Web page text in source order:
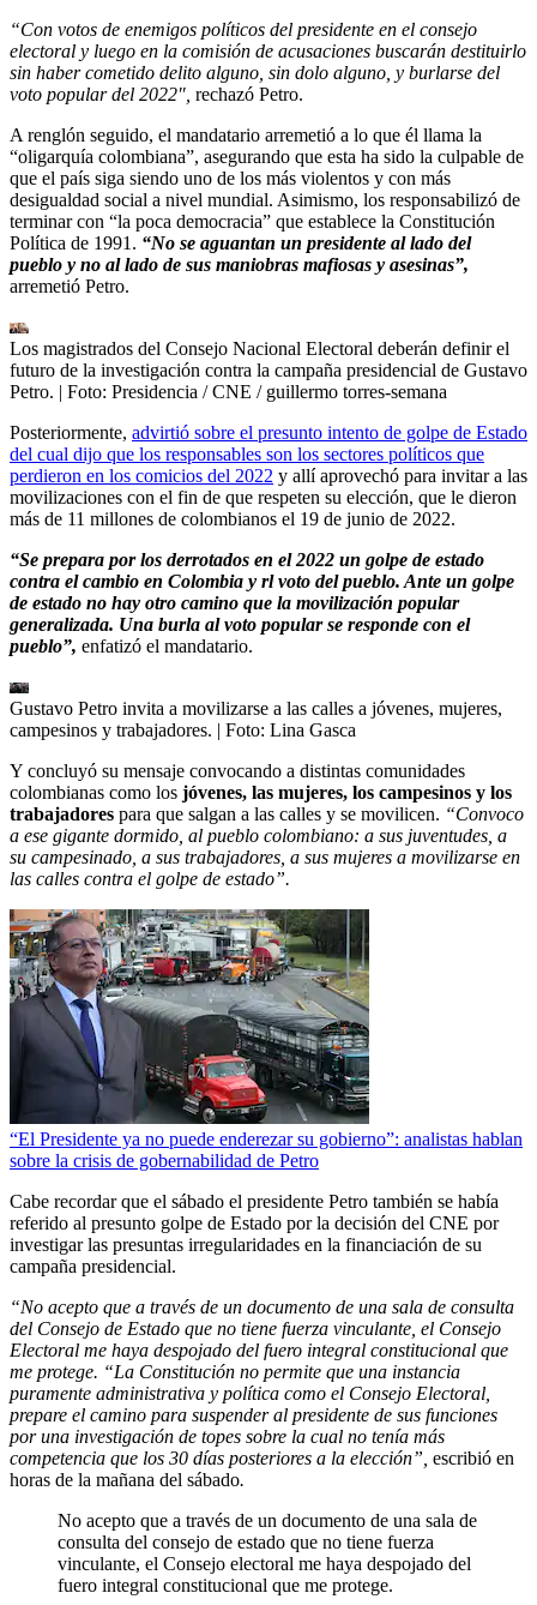
“Con votos de enemigos políticos del presidente en el consejo
electoral y luego en la comisión de acusaciones buscarán destituirlo
sin haber cometido delito alguno, sin dolo alguno, y burlarse del
voto popular del 2022″, rechazó Petro.
A renglón seguido, el mandatario arremetió a lo que él llama la
“oligarquía colombiana”, asegurando que esta ha sido la culpable de
que el país siga siendo uno de los más violentos y con más
desigualdad social a nivel mundial. Asimismo, los responsabilizó de
terminar con “la poca democracia” que establece la Constitución
Política de 1991. “No se aguantan un presidente al lado del
pueblo y no al lado de sus maniobras mafiosas y asesinas”,
arremetió Petro.
Los magistrados del Consejo Nacional Electoral deberán definir el
futuro de la investigación contra la campaña presidencial de Gustavo
Petro. | Foto: Presidencia / CNE / guillermo torres-semana
Posteriormente, advirtió sobre el presunto intento de golpe de Estado
del cual dijo que los responsables son los sectores políticos que
perdieron en los comicios del 2022 y allí aprovechó para invitar a las
movilizaciones con el fin de que respeten su elección, que le dieron
más de 11 millones de colombianos el 19 de junio de 2022.
“Se prepara por los derrotados en el 2022 un golpe de estado
contra el cambio en Colombia y rl voto del pueblo. Ante un golpe
de estado no hay otro camino que la movilización popular
generalizada. Una burla al voto popular se responde con el
pueblo”, enfatizó el mandatario.
Gustavo Petro invita a movilizarse a las calles a jóvenes, mujeres,
campesinos y trabajadores. | Foto: Lina Gasca
Y concluyó su mensaje convocando a distintas comunidades
colombianas como los jóvenes, las mujeres, los campesinos y los
trabajadores para que salgan a las calles y se movilicen. “Convoco
a ese gigante dormido, al pueblo colombiano: a sus juventudes, a
su campesinado, a sus trabajadores, a sus mujeres a movilizarse en
las calles contra el golpe de estado”.
“El Presidente ya no puede enderezar su gobierno”: analistas hablan
sobre la crisis de gobernabilidad de Petro
Cabe recordar que el sábado el presidente Petro también se había
referido al presunto golpe de Estado por la decisión del CNE por
investigar las presuntas irregularidades en la financiación de su
campaña presidencial.
“No acepto que a través de un documento de una sala de consulta
del Consejo de Estado que no tiene fuerza vinculante, el Consejo
Electoral me haya despojado del fuero integral constitucional que
me protege. “La Constitución no permite que una instancia
puramente administrativa y política como el Consejo Electoral,
prepare el camino para suspender al presidente de sus funciones
por una investigación de topes sobre la cual no tenía más
competencia que los 30 días posteriores a la elección”, escribió en
horas de la mañana del sábado.
No acepto que a través de un documento de una sala de
consulta del consejo de estado que no tiene fuerza
vinculante, el Consejo electoral me haya despojado del
fuero integral constitucional que me protege.